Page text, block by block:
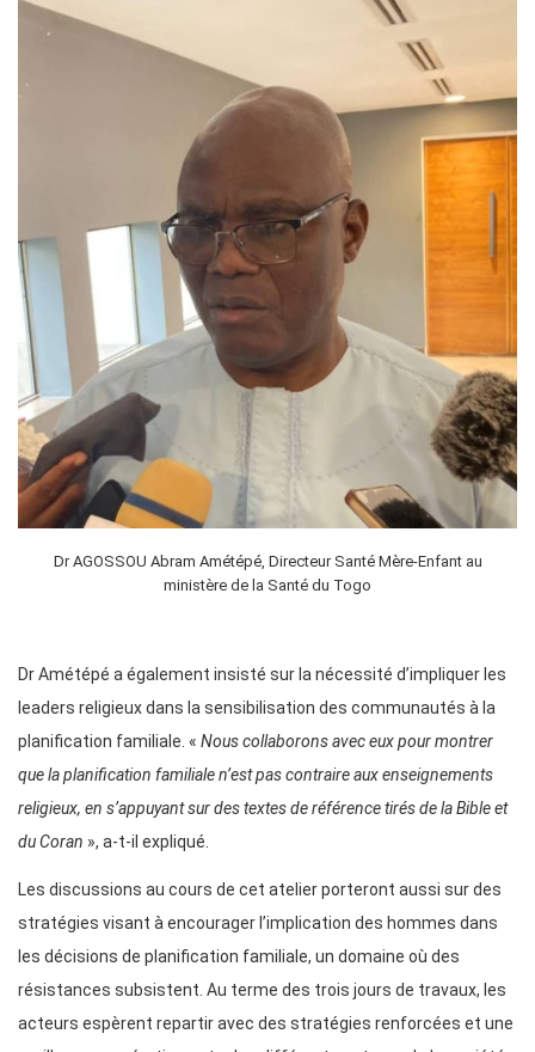
Dr AGOSSOU Abram Amétépé, Directeur Santé Mère-Enfant au
ministère de la Santé du Togo
Dr Amétépé a également insisté sur la nécessité d’impliquer les
leaders religieux dans la sensibilisation des communautés à la
planification familiale. « Nous collaborons avec eux pour montrer
que la planification familiale n’est pas contraire aux enseignements
religieux, en s’appuyant sur des textes de référence tirés de la Bible et
du Coran », a-t-il expliqué.
Les discussions au cours de cet atelier porteront aussi sur des
stratégies visant à encourager l’implication des hommes dans
les décisions de planification familiale, un domaine où des
résistances subsistent. Au terme des trois jours de travaux, les
acteurs espèrent repartir avec des stratégies renforcées et une